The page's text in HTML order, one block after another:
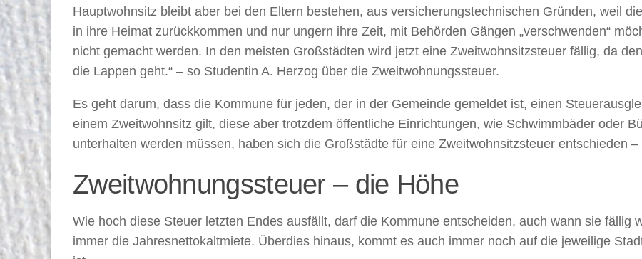
Hauptwohnsitz bleibt aber bei den Eltern bestehen, aus versicherungstechnischen Gründen, weil
in ihre Heimat zurückkommen und nur ungern ihre Zeit, mit Behörden Gängen „verschwenden“
nicht gemacht werden. In den meisten Großstädten wird jetzt eine Zweitwohnsitzsteuer fällig, da
die Lappen geht.“ – so Studentin A. Herzog über die Zweitwohnungssteuer.
Es geht darum, dass die Kommune für jeden, der in der Gemeinde gemeldet ist, einen
einem Zweitwohnsitz gilt, diese aber trotzdem öffentliche Einrichtungen, wie Schwimmbäder oder
unterhalten werden müssen, haben sich die Großstädte für eine Zweitwohnsitzsteuer entschieden
Zweitwohnungssteuer – die Höhe
Wie hoch diese Steuer letzten Endes ausfällt, darf die Kommune entscheiden, auch wann sie fällig
immer die Jahresnettokaltmiete. Überdies hinaus, kommt es auch immer noch auf die jeweilige